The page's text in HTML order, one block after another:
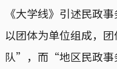
《大学线》引述民政
以团体为单位组成，
队”，而“地区民政事